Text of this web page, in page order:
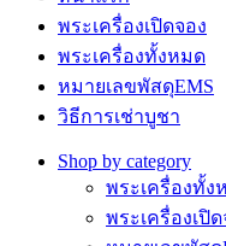
พระเครื่องเปิดจอง
พระเครื่องทั้งหมด
หมายเลขพัสดุEMS
วิธีการเช่าบูชา
Shop by category
พระเครื่องทั้ง
พระเครื่องเปิด